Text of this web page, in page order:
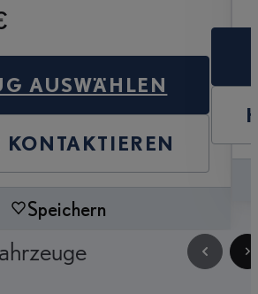
AUSWÄHLEN
Speichern